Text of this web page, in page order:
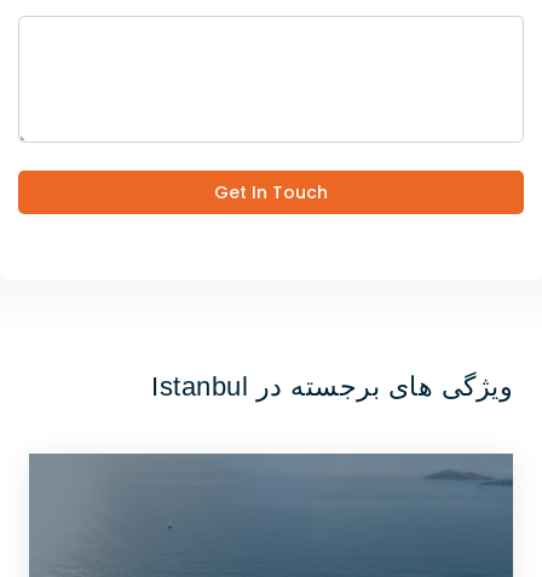
Get In Touch
ویژگی های برجسته در Istanbul